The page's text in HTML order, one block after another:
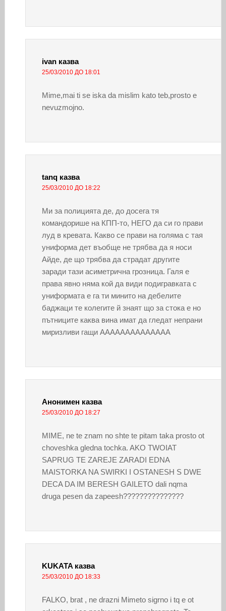
ivan казва
25/03/2010 ДО 18:01
Mime,mai ti se iska da mislim kato teb,prosto e
nevuzmojno.
tanq казва
25/03/2010 ДО 18:22
Ми за полицията де, до досега тя
командорише на КПП-то, НЕГО да си го прави
луд в кревата. Какво се прави на голяма с тая
униформа дет въобще не трябва да я носи
Айде, де що трябва да страдат другите
заради тази асиметрична грозница. Галя е
права явно няма кой да види подигравката с
униформата е га ти минито на дебелите
баджаци те колегите й знаят що за стока е но
пътниците каква вина имат да гледат непрани
миризливи гащи АААААААААААААА
Анонимен казва
25/03/2010 ДО 18:27
MIME, ne te znam no shte te pitam taka prosto ot
choveshka gledna tochka. AKO TWOIAT
SAPRUG TE ZAREJE ZARADI EDNA
MAISTORKA NA SWIRKI I OSTANESH S DWE
DECA DA IM BERESH GAILETO dali nqma
druga pesen da zapeesh???????????????
KUKATA казва
25/03/2010 ДО 18:33
FALKO, brat , ne drazni Mimeto sigrno i tq e ot